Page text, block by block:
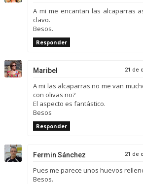
A mi me encantan las alcaparras
clavo.
Besos.
Responder
Maribel 21 de
A mi las alcaparras no me van
con olivas no?
El aspecto es fantástico.
Besos
Responder
Fermin Sánchez 21 de
Pues me parece unos huevos
Besos.